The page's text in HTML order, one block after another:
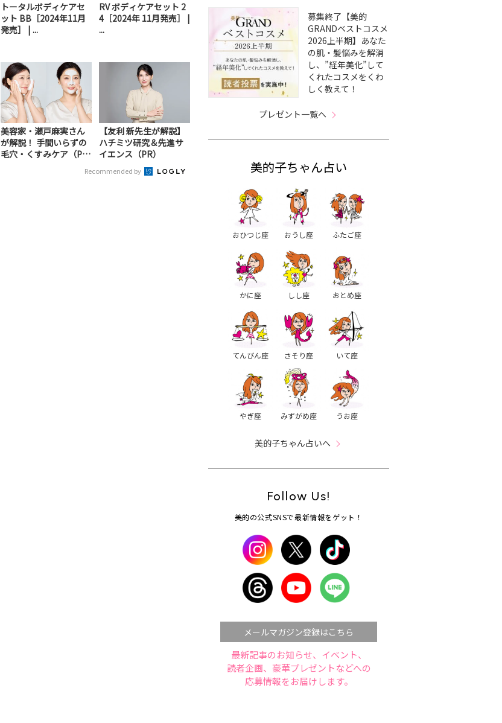
トータルボディケアセ
ット BB［2024年11月
発売］ | ...
RV ボディケアセット 2
4［2024年 11月発売］ |
...
美容家・瀬戸麻実さん
が解説！ 手間いらずの
毛穴・くすみケア（P
【友利 新先生が解説】
ハチミツ研究＆先進サ
イエンス（PR）
Recommended by
募集終了【美的
GRANDベストコスメ
2026上半期】あなた
の肌・髪悩みを解消
し、”経年美化”して
くれたコスメをくわ
しく教えて！
プレゼント一覧へ
美的子ちゃん占い
おひつじ座 おうし座 ふたご座
かに座 しし座 おとめ座
てんびん座 さそり座 いて座
やぎ座 みずがめ座 うお座
美的子ちゃん占いへ
Follow Us!
美的の公式SNSで最新情報をゲット！
メールマガジン登録はこちら
最新記事のお知らせ、イベント、
読者企画、豪華プレゼントなどへの
応募情報をお届けします。